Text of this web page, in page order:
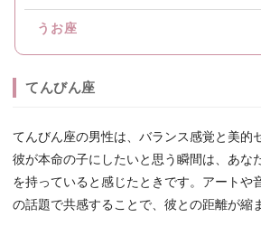
うお座
てんびん座
てんびん座の男性は、バランス感覚と美的
彼が本命の子にしたいと思う瞬間は、あな
を持っていると感じたときです。アートや
の話題で共感することで、彼との距離が縮